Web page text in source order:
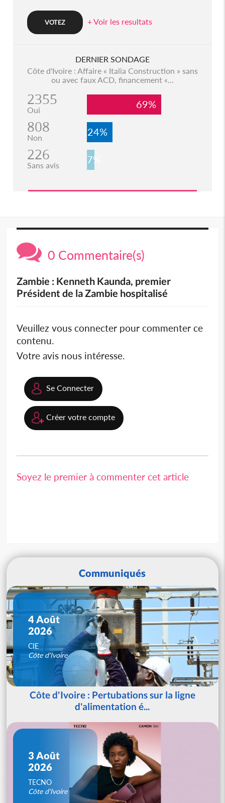
+ Voir les resultats
DERNIER SONDAGE
Côte d'Ivoire : Affaire « Italia Construction » sans
ou avec faux ACD, financement «...
2355
Oui 69%
808
Non 24%
226
Sans avis 7%
0 Commentaire(s)
Zambie : Kenneth Kaunda, premier
Président de la Zambie hospitalisé
Veuillez vous connecter pour commenter ce
contenu.
Votre avis nous intéresse.
Se Connecter
Créer votre compte
Soyez le premier à commenter cet article
Communiqués
4 Août
2026
CIE
Côte d'Ivoire
Côte d'Ivoire : Pertubations sur la ligne
d'alimentation é...
3 Août
2026
TECNO
Côte d'Ivoire